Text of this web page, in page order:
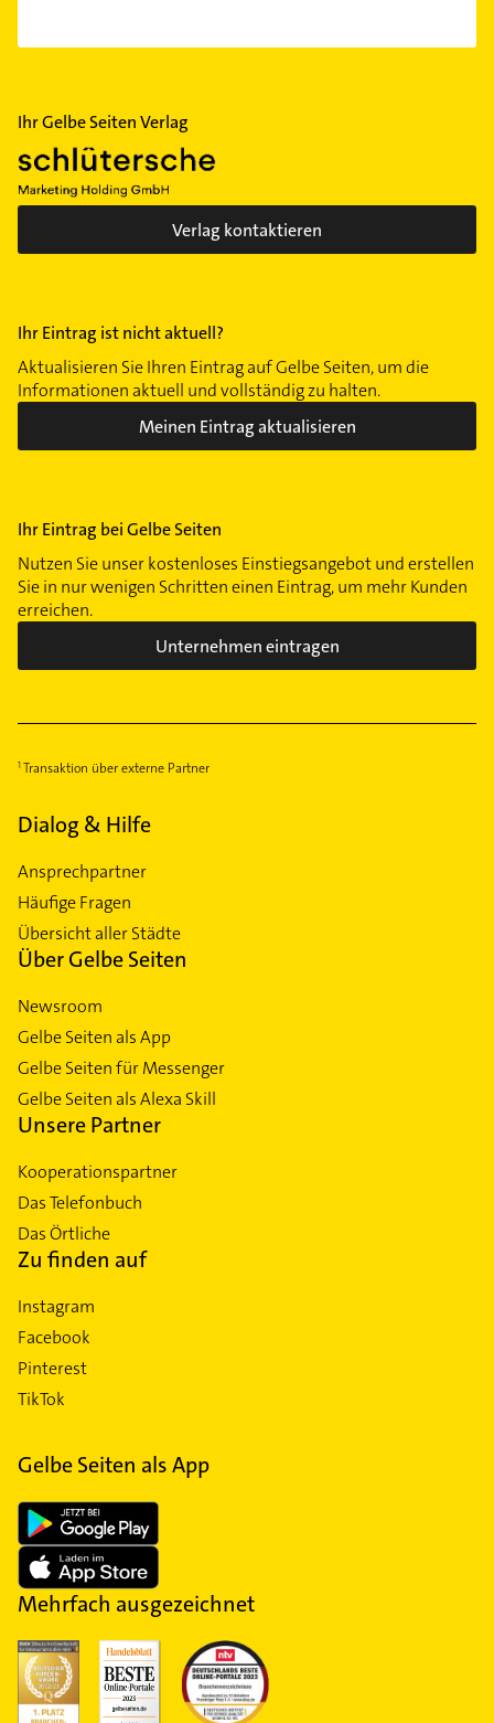
Ihr Gelbe Seiten Verlag
Verlag kontaktieren
Ihr Eintrag ist nicht aktuell?
Aktualisieren Sie Ihren Eintrag auf Gelbe Seiten, um die
Informationen aktuell und vollständig zu halten.
Meinen Eintrag aktualisieren
Ihr Eintrag bei Gelbe Seiten
Nutzen Sie unser kostenloses Einstiegsangebot und erstellen
Sie in nur wenigen Schritten einen Eintrag, um mehr Kunden
erreichen.
Unternehmen eintragen
Transaktion über externe Partner
Dialog & Hilfe
Ansprechpartner
Häufige Fragen
Übersicht aller Städte
Über Gelbe Seiten
Newsroom
Gelbe Seiten als App
Gelbe Seiten für Messenger
Gelbe Seiten als Alexa Skill
Unsere Partner
Kooperationspartner
Das Telefonbuch
Das Örtliche
Zu finden auf
Instagram
Facebook
Pinterest
TikTok
Gelbe Seiten als App
Mehrfach ausgezeichnet